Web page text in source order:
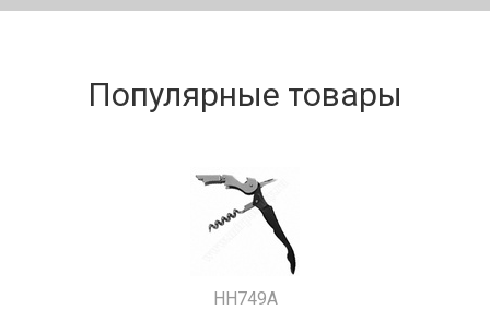
Популярные товары
HH749A